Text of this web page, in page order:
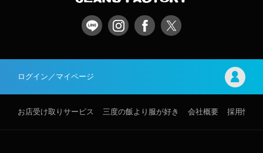
ログイン／マイページ
お店受け取りサービス 三度の飯より服が好き 会社概要 採用情報